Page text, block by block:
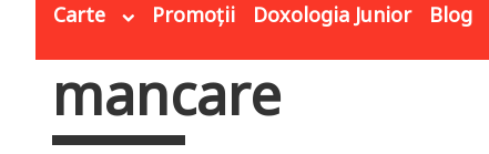
Carte Promoții Doxologia Junior Blog
Eşti aici
mancare